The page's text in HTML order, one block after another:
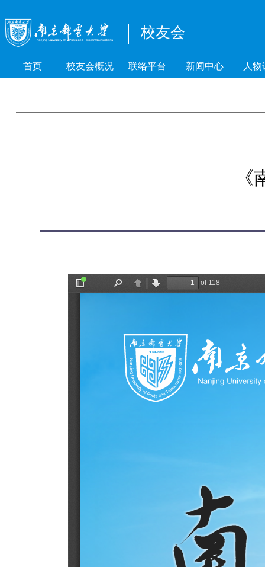
校友会
首页 校友会概况 联络平台 新闻中心 人物